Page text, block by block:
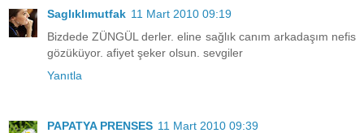
Saglıklımutfak 11 Mart 2010 09:19
Bizdede ZÜNGÜL derler. eline sağlık canım arkadaşım nefis
gözüküyor. afiyet şeker olsun. sevgiler
Yanıtla
PAPATYA PRENSES 11 Mart 2010 09:39